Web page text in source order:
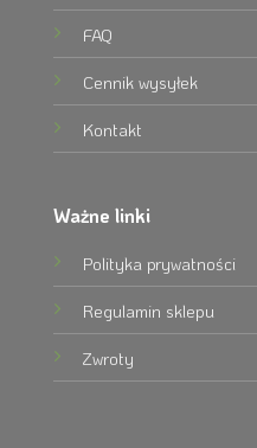
FAQ
Cennik wysyłek
Kontakt
Ważne linki
Polityka prywatności
Regulamin sklepu
Zwroty